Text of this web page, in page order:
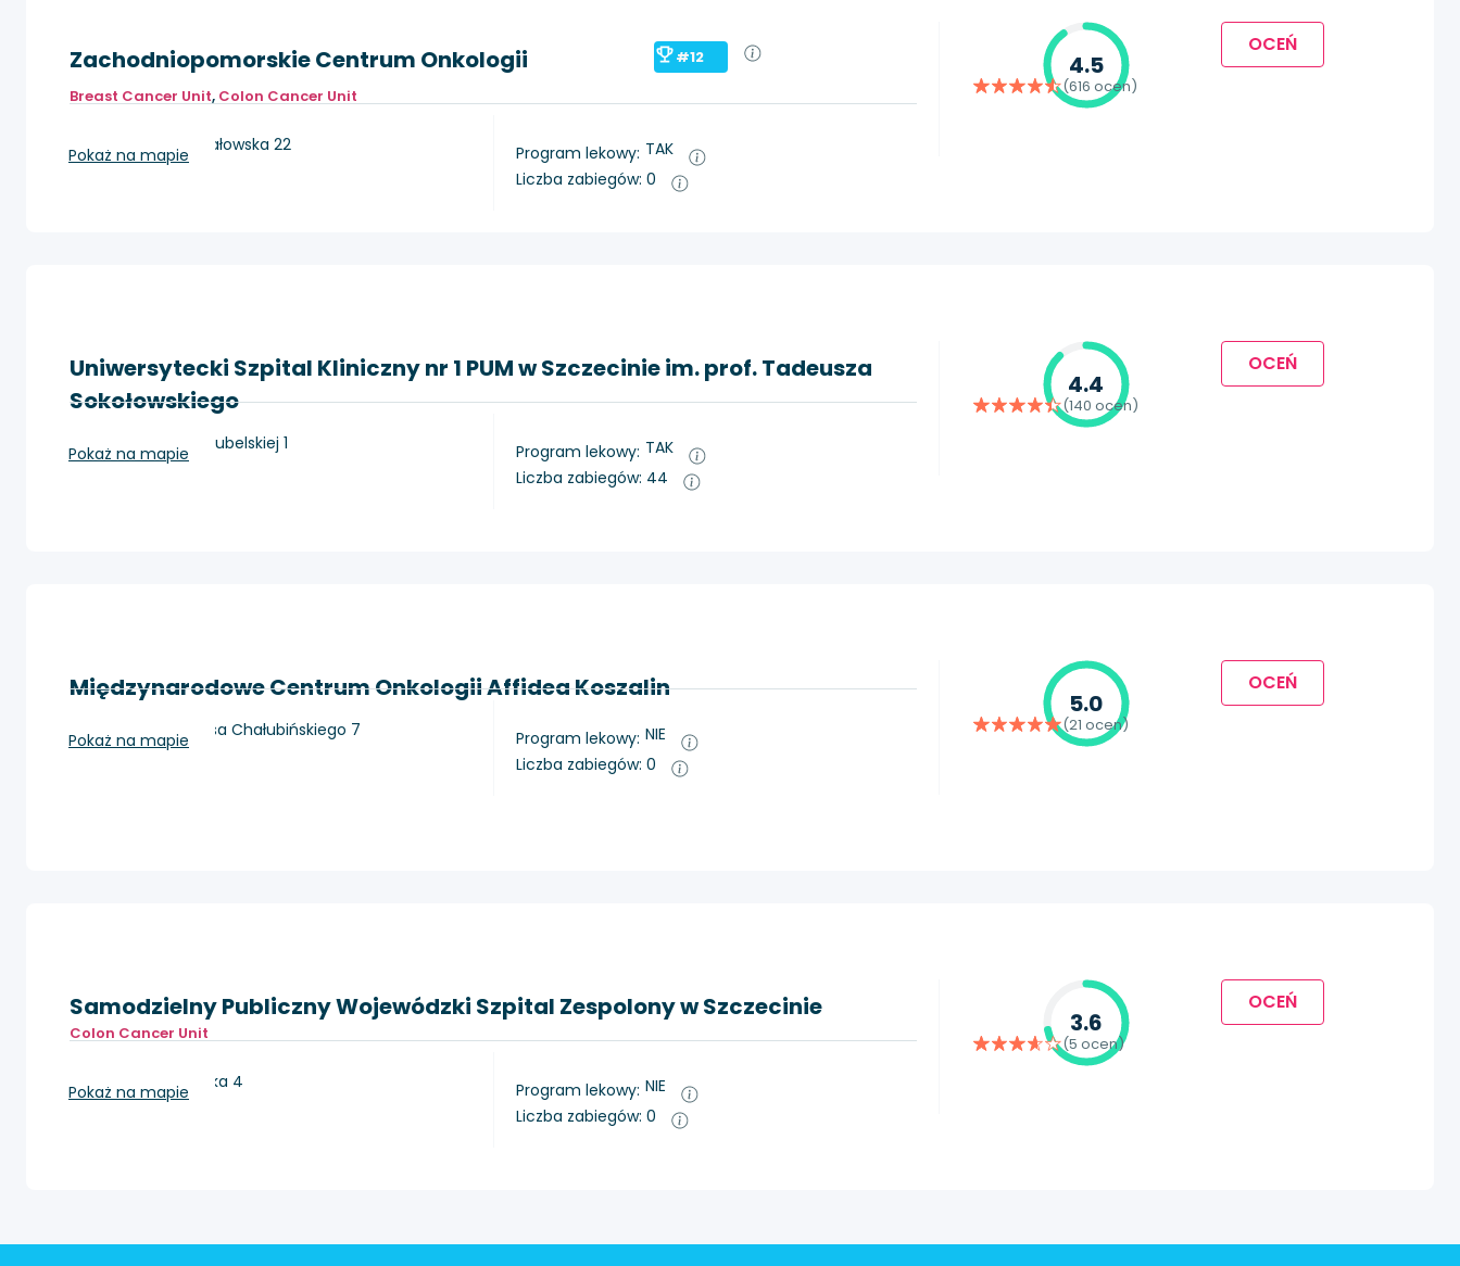
Zachodniopomorskie Centrum Onkologii
#12
Breast Cancer Unit, Colon Cancer Unit
Szczecin, ul. Strzałowska 22
Pokaż na mapie Program lekowy: TAK
Liczba zabiegów: 0
4.5
(616 ocen)
OCEŃ
Uniwersytecki Szpital Kliniczny nr 1 PUM w Szczecinie im. prof. Tadeusza
Sokołowskiego
Szczecin, ul Unii Lubelskiej 1
Pokaż na mapie Program lekowy: TAK
Liczba zabiegów: 44
4.4
(140 ocen)
OCEŃ
Międzynarodowe Centrum Onkologii Affidea Koszalin
Koszalin, ul. Tytusa Chałubińskiego 7
Pokaż na mapie Program lekowy: NIE
Liczba zabiegów: 0
5.0
(21 ocen)
OCEŃ
Samodzielny Publiczny Wojewódzki Szpital Zespolony w Szczecinie
Colon Cancer Unit
Szczecin, Arkońska 4
Pokaż na mapie Program lekowy: NIE
Liczba zabiegów: 0
3.6
(5 ocen)
OCEŃ